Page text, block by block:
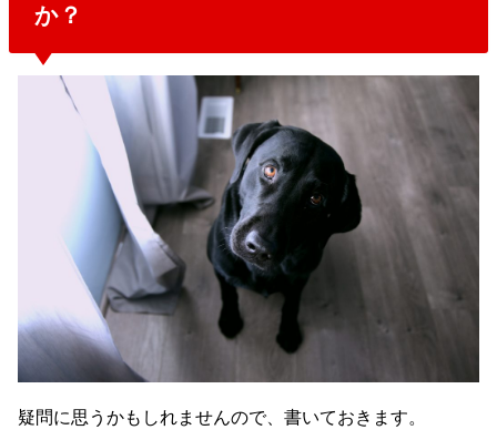
か？
疑問に思うかもしれませんので、書いておきます。